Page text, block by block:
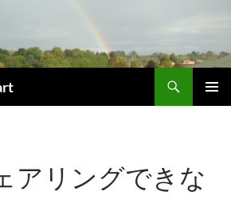
アリングできな